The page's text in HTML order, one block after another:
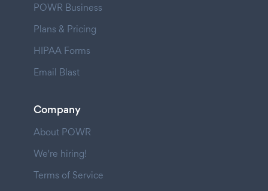
POWR Business
Plans & Pricing
HIPAA Forms
Email Blast
Company
About POWR
We're hiring!
Terms of Service